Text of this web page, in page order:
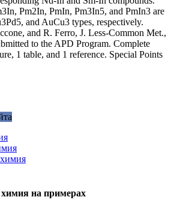
Pm2In, PmIn, Pm3In5, and PmIn3 are
and AuCu3 types, respectively.
and R. Ferro, J. Less-Common Met.,
to the APD Program. Complete
1 table, and 1 reference. Special Points
на примерах